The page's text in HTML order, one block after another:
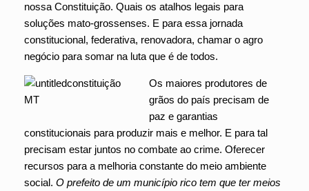
nossa Constituição. Quais os atalhos legais para
soluções mato-grossenses. E para essa jornada
constitucional, federativa, renovadora, chamar o agro
negócio para somar na luta que é de todos.
Os maiores produtores de
grãos do país precisam de
paz e garantias
constitucionais para produzir mais e melhor. E para tal
precisam estar juntos no combate ao crime. Oferecer
recursos para a melhoria constante do meio ambiente
social. O prefeito de um município rico tem que ter meios